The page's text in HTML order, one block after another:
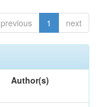
previous 1 next
Author(s)